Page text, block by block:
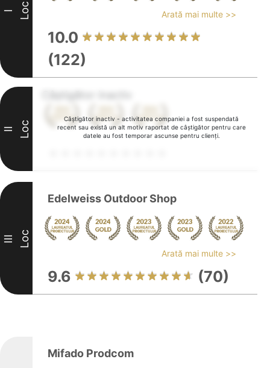
I Loc Arată mai multe >>
10.0
(122)
Câștigător inactiv - activitatea companiei a fost suspendată
recent sau există un alt motiv raportat de câștigător pentru care
datele au fost temporar ascunse pentru clienți.
II Loc
III Loc
Edelweiss Outdoor Shop
Arată mai multe >>
9.6 (70)
Mifado Prodcom